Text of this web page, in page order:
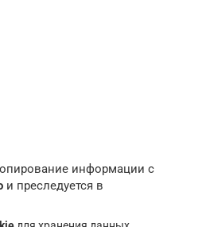
информации с
и преследуется в